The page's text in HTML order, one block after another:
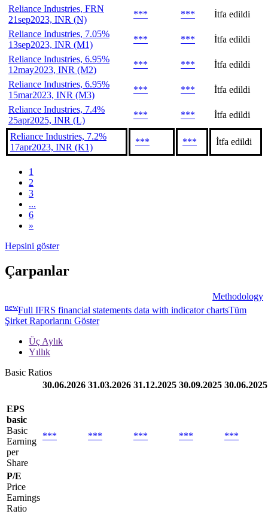
Reliance Industries, FRN
21sep2023, INR (N)
*** ***
İtfa edildi
Reliance Industries, 7.05%
13sep2023, INR (M1)
*** ***
İtfa edildi
Reliance Industries, 6.95%
12may2023, INR (M2)
*** ***
İtfa edildi
Reliance Industries, 6.95%
15mar2023, INR (M3)
*** ***
İtfa edildi
Reliance Industries, 7.4%
25apr2025, INR (L)
*** *** İtfa edildi
Reliance Industries, 7.2%
17apr2023, INR (K1)
*** *** İtfa edildi
1
2
3
...
6
»
Hepsini göster
Çarpanlar
Methodology
newFull IFRS financial statements data with indicator chartsTüm
Şirket Raporlarını Göster
Üç Aylık
Yıllık
Basic Ratios
30.06.2026 31.03.2026 31.12.2025 30.09.2025 30.06.2025
EPS
basic
Basic
Earning
per
Share
*** *** *** *** ***
P/E
Price
Earnings
Ratio